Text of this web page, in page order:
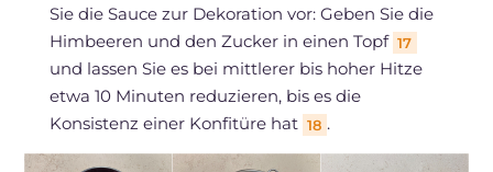
Sie die Sauce zur Dekoration vor: Geben Sie die
Himbeeren und den Zucker in einen Topf 17
und lassen Sie es bei mittlerer bis hoher Hitze
etwa 10 Minuten reduzieren, bis es die
Konsistenz einer Konfitüre hat 18 .